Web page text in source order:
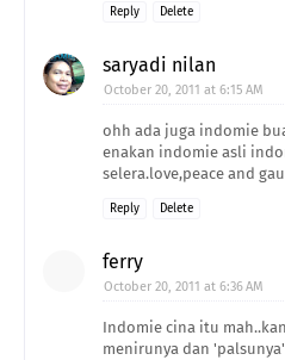
Reply Delete
saryadi nilan
October 20, 2011 at 6:15 AM
ohh ada juga indomie
enakan indomie asli
selera.love,peace and
Reply Delete
ferry
October 20, 2011 at 6:36 AM
Indomie cina itu
menirunya dan 'palsunya'